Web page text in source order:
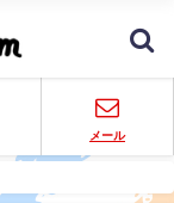
メール